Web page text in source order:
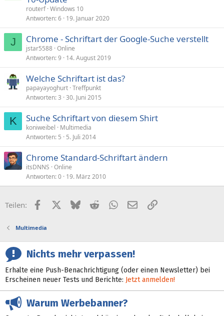
routerf Windows 10
Antworten 6 19. Januar 2020
J Chrome - Schriftart der Google-Suche verstellt
jstar5588 Online
Antworten 9 14. August 2019
Welche Schriftart ist das?
papayayoghurt Treffpunkt
Antworten 3 30. Juni 2015
K Suche Schriftart von diesem Shirt
koniweibel
Multimedia
Antworten 5 5. Juli 2014
Chrome Standard-Schriftart ändern
itsDNNS Online
Antworten 0 19. März 2010
Teilen: FacebookX (Twitter)
BlueskyRedditWhatsApp
E-MailLink
Multimedia
Nichts mehr verpassen!
Erhalte eine Push-Benachrichtigung (oder einen Newsletter) bei
Erscheinen neuer Tests und Berichte: Jetzt anmelden!
Warum Werbebanner?